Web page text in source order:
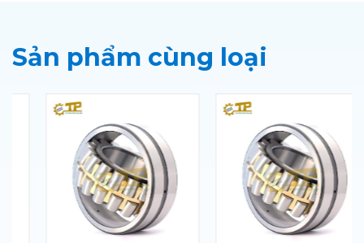
Sản phẩm cùng loại